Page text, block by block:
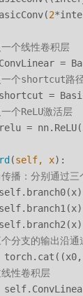
2
个线性卷积层
=
个shortcut路
=
个ReLU激活层
=
(self, x):
播：分别通过三
分支的输出沿通
性卷积层